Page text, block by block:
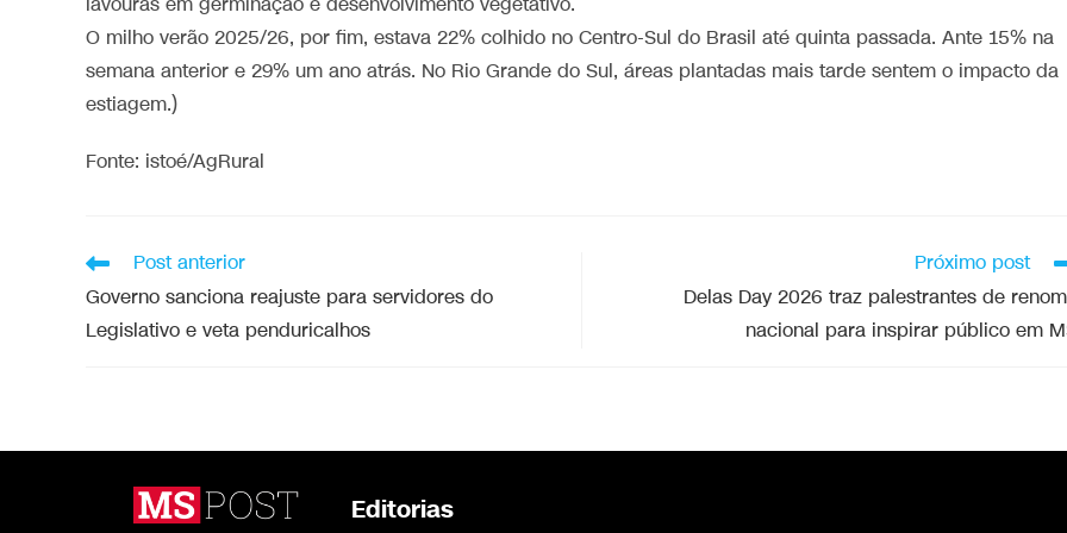
lavouras em germinação e desenvolvimento vegetativo.
O milho verão 2025/26, por fim, estava 22% colhido no Centro-Sul do Brasil até quinta passada. Ante 15% na
semana anterior e 29% um ano atrás. No Rio Grande do Sul, áreas plantadas mais tarde sentem o impacto da
estiagem.)
Fonte: istoé/AgRural
Post anterior
Governo sanciona reajuste para servidores do
Legislativo e veta penduricalhos
Próximo post
Delas Day 2026 traz palestrantes de
nacional para inspirar público em
Editorias